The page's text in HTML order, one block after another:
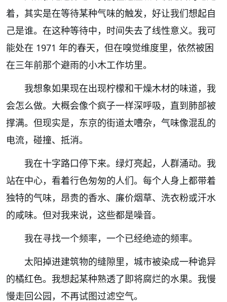
着，其实是在等待某种气味的触发，好让我们想起自
己是谁。在这种等待中，时间失去了线性意义。我可
能处在 1971 年的春天，但在嗅觉维度里，依然被困
在三年前那个避雨的小木工作坊里。
我想象如果现在出现柠檬和干燥木材的味道，我
会怎么做。大概会像个疯子一样深呼吸，直到肺部被
撑满。但现实是，东京的街道太嘈杂，气味像混乱的
电流，碰撞、抵消。
我在十字路口停下来。绿灯亮起，人群涌动。我
站在中心，看着行色匆匆的人们。每个人身上都带着
独特的气味，昂贵的香水、廉价烟草、洗衣粉或汗水
的咸味。但对我来说，这些都是噪音。
我在寻找一个频率，一个已经绝迹的频率。
太阳掉进建筑物的缝隙里，城市被染成一种诡异
的橘红色。我想起某种熟透了即将腐烂的水果。我慢
慢走回公园，不再试图过滤空气。